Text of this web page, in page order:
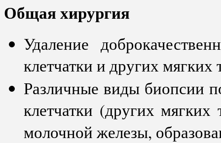
Общая хирургия
Удаление
клетчатки и других мягких
Различные виды биопсии
клетчатки (других
молочной железы,